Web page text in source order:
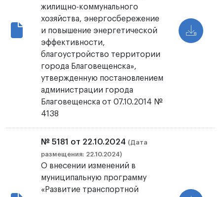
жилищно-коммунального
хозяйства, энергосбережение
и повышение энергетической
эффективности,
благоустройство территории
города Благовещенска»,
утвержденную постановлением
администрации города
Благовещенска от 07.10.2014 №
4138
№ 5181 от 22.10.2024 (Дата
размещения: 22.10.2024)
О внесении изменений в
муниципальную программу
«Развитие транспортной